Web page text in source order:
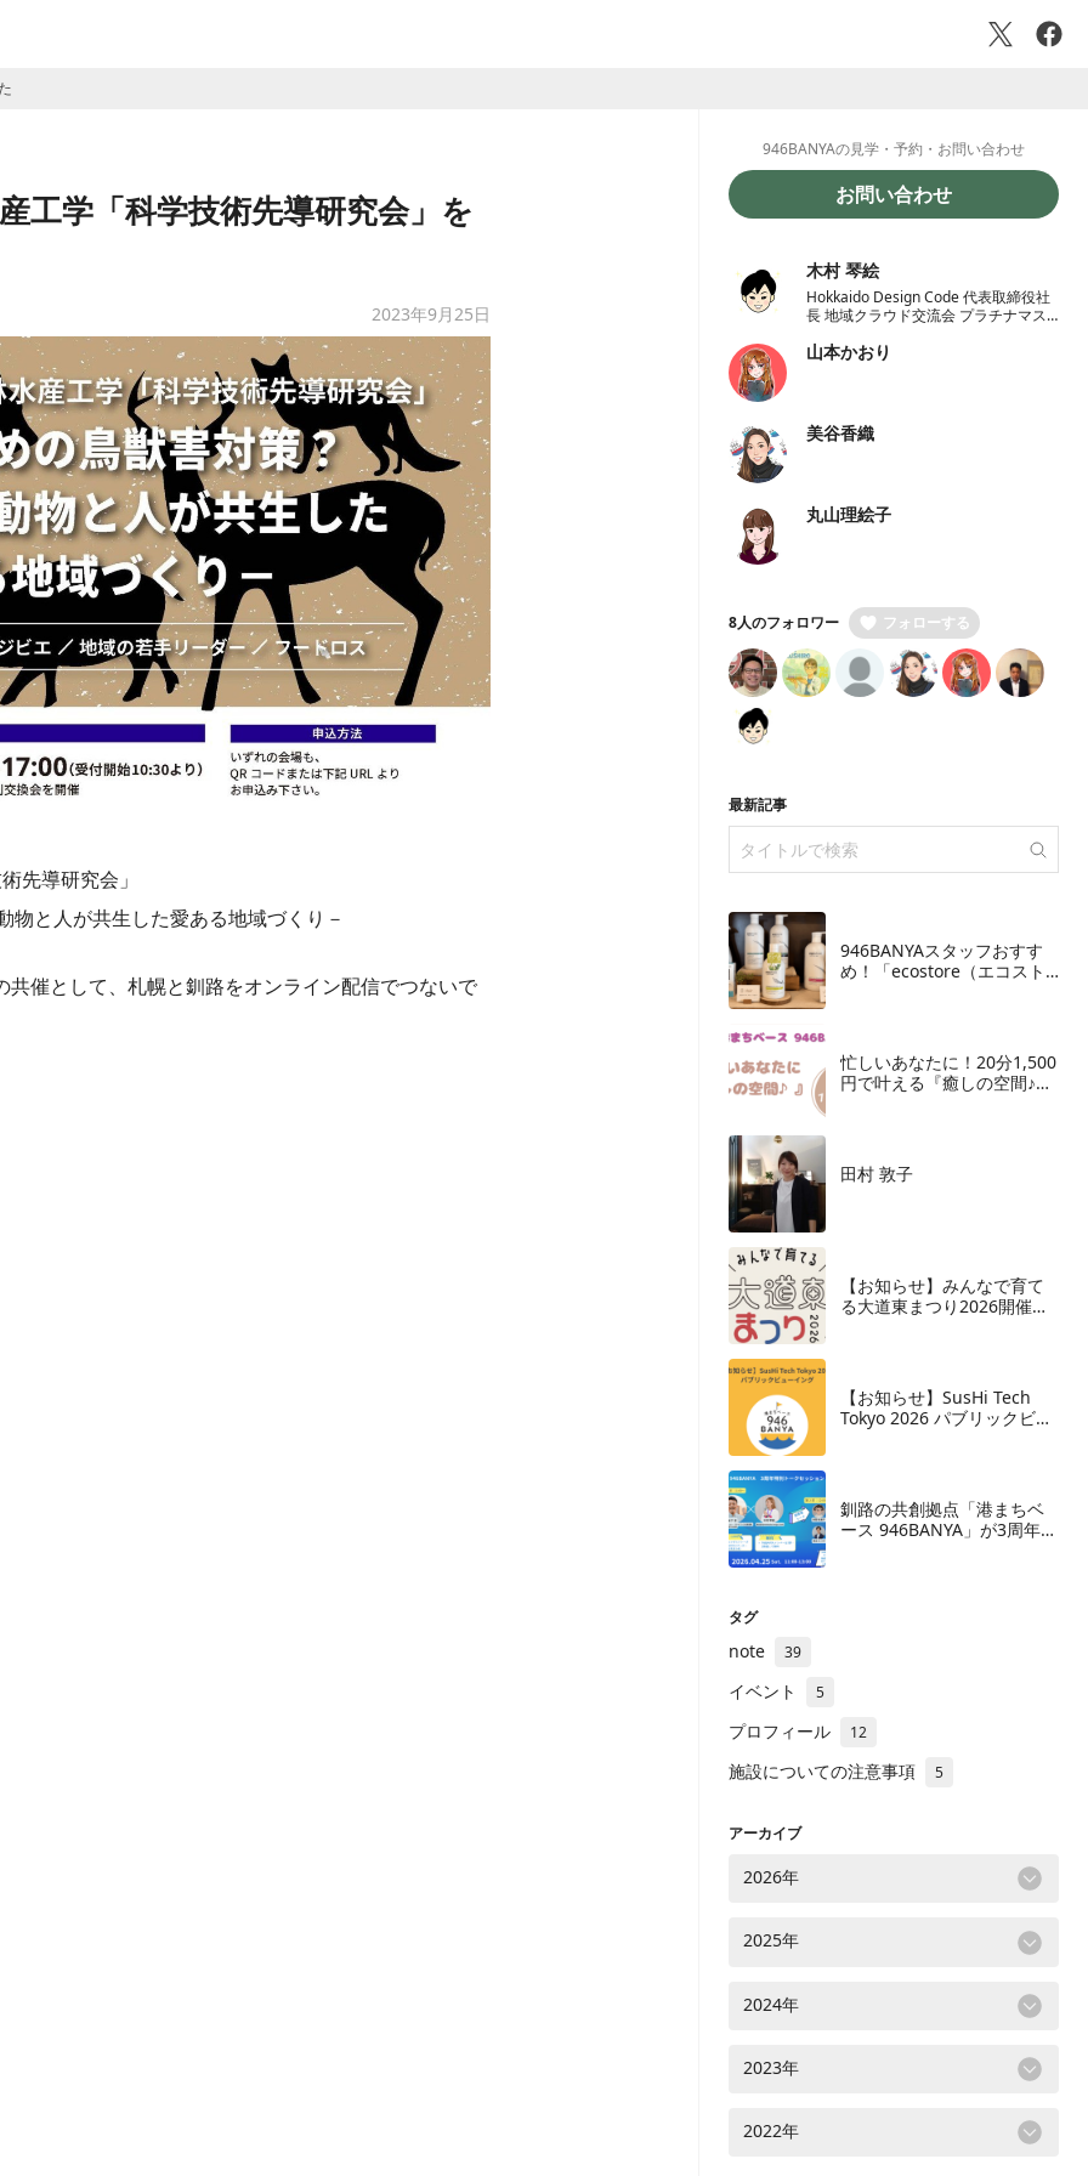
工学「科学技術先導研究会」を
2023年9月25日
先導研究会」
と人が共生した愛ある地域づくり－
共催として、札幌と釧路をオンライン配信でつないで
946BANYAの見学・予約・お問い合わせ
お問い合わせ
木村 琴絵
Hokkaido Design Code 代表取締役社
長 地域クラウド交流会 プラチナマス
学校地域恊働センターラポールくしろ
山本かおり
美谷香織
丸山理絵子
8人のフォロワー フォローする
最新記事
946BANYAスタッフおすす
め！「ecostore（エコスト
忙しいあなたに！20分1,500
円で叶える『癒しの空間♪』
田村 敦子
【お知らせ】みんなで育て
る大道東まつり2026開催決
【お知らせ】SusHi Tech
Tokyo 2026 パブリックビュ
釧路の共創拠点「港まちベ
ース 946BANYA」が3周年。
タグ
note 39
イベント 5
プロフィール 12
施設についての注意事項 5
アーカイブ
2026年
2025年
2024年
2023年
2022年